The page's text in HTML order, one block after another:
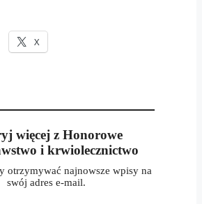
X
więcej z Honorowe
i krwiolecznictwo
otrzymywać najnowsze wpisy na
swój adres e-mail.